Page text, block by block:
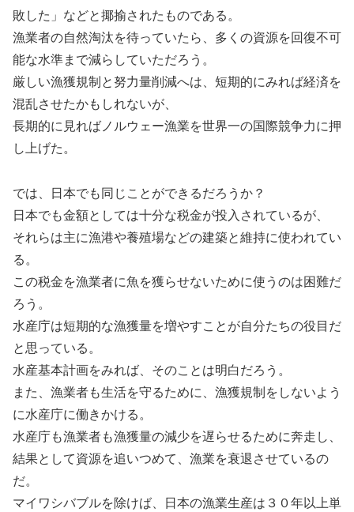
敗した」などと揶揄されたものである。
漁業者の自然淘汰を待っていたら、多くの資源を回復不可
能な水準まで減らしていただろう。
厳しい漁獲規制と努力量削減へは、短期的にみれば経済を
混乱させたかもしれないが、
長期的に見ればノルウェー漁業を世界一の国際競争力に押
し上げた。
では、日本でも同じことができるだろうか？
日本でも金額としては十分な税金が投入されているが、
それらは主に漁港や養殖場などの建築と維持に使われてい
る。
この税金を漁業者に魚を獲らせないために使うのは困難だ
ろう。
水産庁は短期的な漁獲量を増やすことが自分たちの役目だ
と思っている。
水産基本計画をみれば、そのことは明白だろう。
また、漁業者も生活を守るために、漁獲規制をしないよう
に水産庁に働きかける。
水産庁も漁業者も漁獲量の減少を遅らせるために奔走し、
結果として資源を追いつめて、漁業を衰退させているの
だ。
マイワシバブルを除けば、日本の漁業生産は３０年以上単